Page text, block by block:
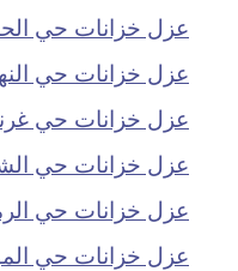
عزل خزانات حي
عزل خزانات حي
عزل خزانات حي
عزل خزانات حي
عزل خزانات حي
عزل خزانات حي